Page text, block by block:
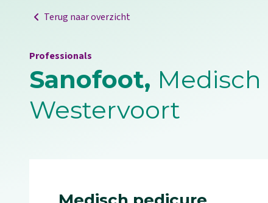
Terug naar overzicht
Professionals
Sanofoot,
Westervoort